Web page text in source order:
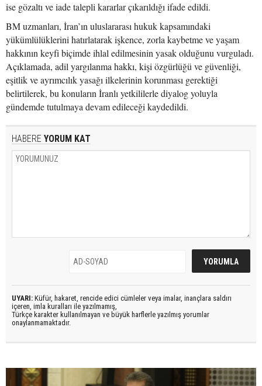
ise gözaltı ve iade talepli kararlar çıkarıldığı ifade edildi.
BM uzmanları, İran’ın uluslararası hukuk kapsamındaki
yükümlülüklerini hatırlatarak işkence, zorla kaybetme ve yaşam
hakkının keyfi biçimde ihlal edilmesinin yasak olduğunu vurguladı.
Açıklamada, adil yargılanma hakkı, kişi özgürlüğü ve güvenliği,
eşitlik ve ayrımcılık yasağı ilkelerinin korunması gerektiği
belirtilerek, bu konuların İranlı yetkililerle diyalog yoluyla
gündemde tutulmaya devam edileceği kaydedildi.
HABERE YORUM KAT
UYARI: Küfür, hakaret, rencide edici cümleler veya imalar, inançlara saldırı
içeren, imla kuralları ile yazılmamış,
Türkçe karakter kullanılmayan ve büyük harflerle yazılmış yorumlar
onaylanmamaktadır.